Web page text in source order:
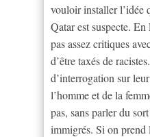
vouloir installer l’idée
Qatar est suspecte.
pas assez critiques
d’être taxés de
d’interrogation sur
l’homme et de la
pas, sans parler du
immigrés. Si on prend